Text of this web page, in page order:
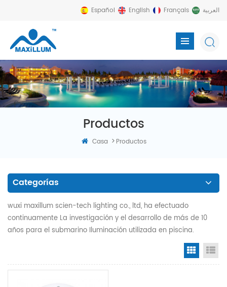
Español English Français العربية
Productos
Casa > Productos
Categorías
wuxi maxillum scien-tech lighting co., ltd, ha efectuado
continuamente La investigación y el desarrollo de más de 10
años para el submarino Iluminación utilizada en piscina.
Grid